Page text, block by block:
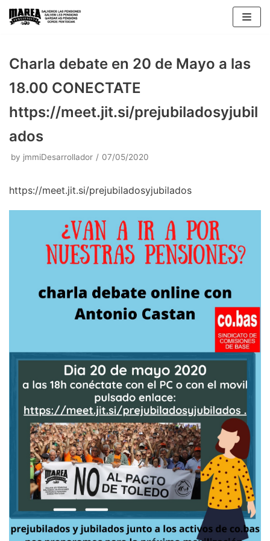
Skip
Charla debate en 20 de Mayo a las
18.00 CONECTATE
https://meet.jit.si/prejubiladosyjubil
ados
by jmmiDesarrollador 07/05/2020
https://meet.jit.si/prejubiladosyjubilados